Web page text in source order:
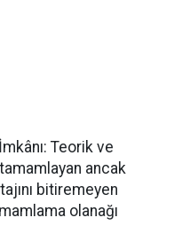
Teorik ve
ancak
bitiremeyen
olanağı